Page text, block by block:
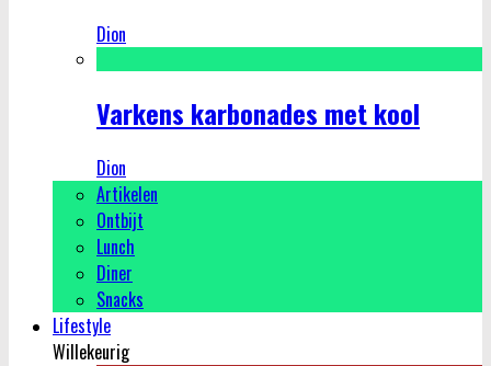
Dion
Varkens karbonades met kool
Dion
Artikelen
Ontbijt
Lunch
Diner
Snacks
Lifestyle
Willekeurig